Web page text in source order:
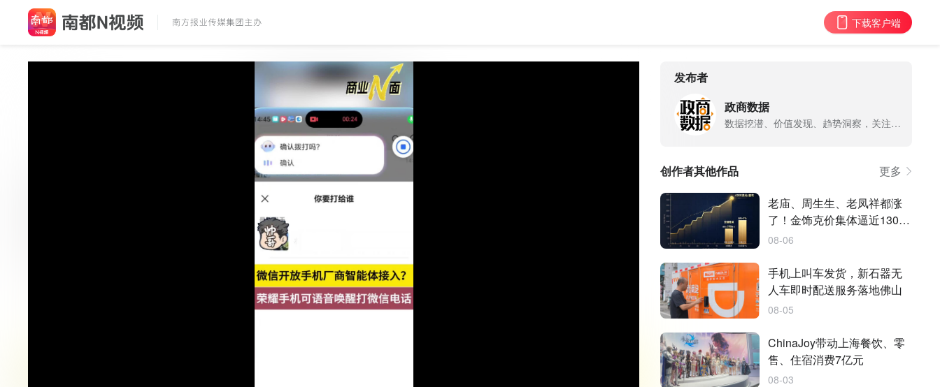
下载客户端
发布者
政商数据
数据挖潜、价值发现、趋势洞察，关注数字经济最热话题。
创作者其他作品
更多
老庙、周生生、老凤祥都涨
了！金饰克价集体逼近1300
元
08-06
手机上叫车发货，新石器无
人车即时配送服务落地佛山
08-05
ChinaJoy带动上海餐饮、零
售、住宿消费7亿元
08-03